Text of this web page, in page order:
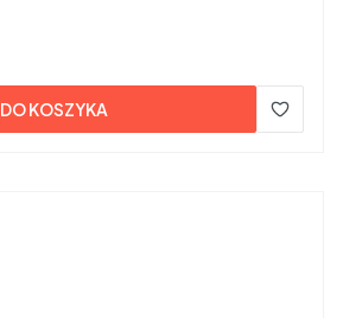
DO KOSZYKA